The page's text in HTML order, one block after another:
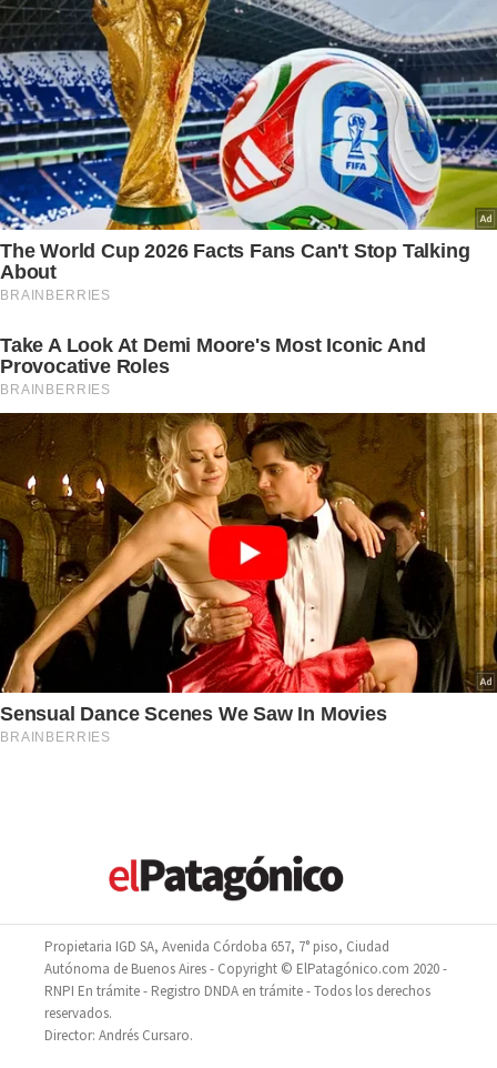
Propietaria IGD SA, Avenida Córdoba 657, 7° piso, Ciudad
Autónoma de Buenos Aires - Copyright © ElPatagónico.com 2020 -
RNPI En trámite - Registro DNDA en trámite - Todos los derechos
reservados.
Director: Andrés Cursaro.